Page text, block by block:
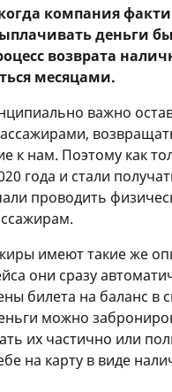
компания
деньги
возврата
месяцами.
важно
к нам. Поэтому как
года и стали
проводить
имеют такие же
они сразу
билета на баланс в
можно
их частично или
на карту в виде